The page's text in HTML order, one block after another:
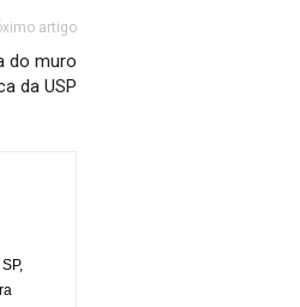
artigo
do muro
da USP